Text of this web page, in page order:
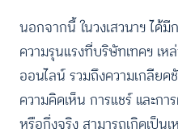
นอกจากนี้ ในวงเสวนาฯ ได้มี
ความรุนแรงที่บริษัทเทคฯ เห
ออนไลน์ รวมถึงความเกลียด
ความคิดเห็น การแชร์ และก
หรือกึ่งจริง สามารถเกิดเป็น